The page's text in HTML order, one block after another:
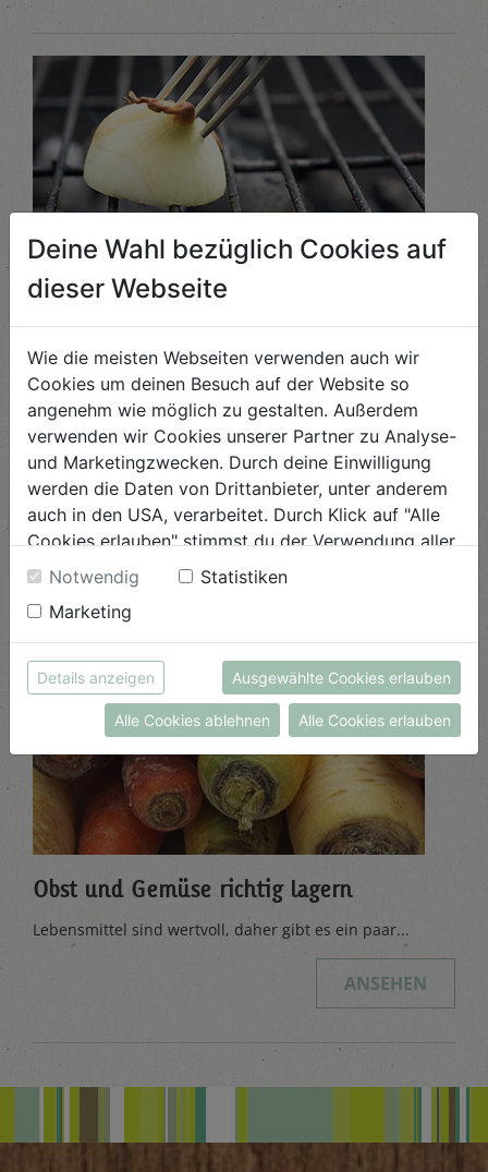
Grilltipp: Grillrost natürlich sauber
Das Reinigen vom Grillrost ist die unbeliebte Arbe...
ANSEHEN
Obst und Gemüse richtig lagern
Lebensmittel sind wertvoll, daher gibt es ein paar...
ANSEHEN
Deine Wahl bezüglich Cookies auf
dieser Webseite
Wie die meisten Webseiten verwenden auch wir
Cookies um deinen Besuch auf der Website so
angenehm wie möglich zu gestalten. Außerdem
verwenden wir Cookies unserer Partner zu Analyse-
und Marketingzwecken. Durch deine Einwilligung
werden die Daten von Drittanbieter, unter anderem
auch in den USA, verarbeitet. Durch Klick auf "Alle
Cookies erlauben" stimmst du der Verwendung aller
Cookies zu. Unter "Details anzeigen" findest du alle
Infos zu den unterschiedlichen Cookies, du kannst
auch entscheiden, welche Cookies du erlauben
möchtest.
Weitere Informationen findest du in unserer
Datenschutzerklärung
bzw. imImpressum
Notwendig
Statistiken
Marketing
Details anzeigen Ausgewählte Cookies erlauben
Alle Cookies ablehnen Alle Cookies erlauben